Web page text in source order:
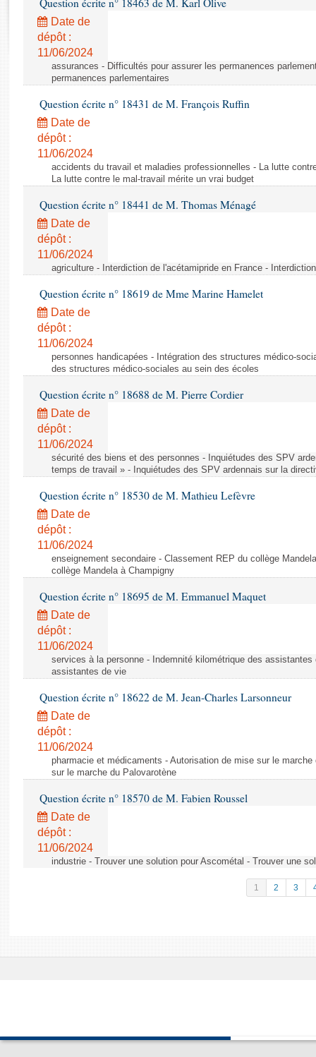
Rapports d'enquête
Rapports législatifs
Rapports sur l'application des lois
Baromètre de l’application des lois
Budget et sécurité sociale
Questions écrites et orales
Comptes rendus des débats
Question écrite n° 18463 de M. Karl Olive
Date de
dépôt :
11/06/2024
assurances - Difficultés pour assurer les permanences
permanences parlementaires
Question écrite n° 18431 de M. François Ruffin
Date de
dépôt :
11/06/2024
accidents du travail et maladies professionnelles - La lutte
La lutte contre le mal-travail mérite un vrai budget
Question écrite n° 18441 de M. Thomas Ménagé
Date de
dépôt :
11/06/2024
agriculture - Interdiction de l'acétamipride en France -
Question écrite n° 18619 de Mme Marine Hamelet
Date de
dépôt :
11/06/2024
personnes handicapées - Intégration des structures médico-
des structures médico-sociales au sein des écoles
Question écrite n° 18688 de M. Pierre Cordier
Date de
dépôt :
11/06/2024
sécurité des biens et des personnes - Inquiétudes des SPV
temps de travail » - Inquiétudes des SPV ardennais sur la
Question écrite n° 18530 de M. Mathieu Lefèvre
Date de
dépôt :
11/06/2024
enseignement secondaire - Classement REP du collège
collège Mandela à Champigny
Question écrite n° 18695 de M. Emmanuel Maquet
Date de
dépôt :
11/06/2024
services à la personne - Indemnité kilométrique des
assistantes de vie
Question écrite n° 18622 de M. Jean-Charles Larsonneur
Date de
dépôt :
11/06/2024
pharmacie et médicaments - Autorisation de mise sur le
sur le marche du Palovarotène
Question écrite n° 18570 de M. Fabien Roussel
Date de
dépôt :
11/06/2024
industrie - Trouver une solution pour Ascométal - Trouver une
1 2 3